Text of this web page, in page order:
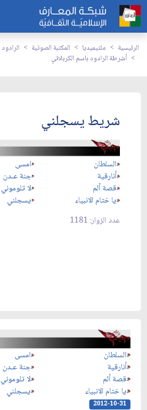
الرئيسية ملتيميديا المكتبة الصوتية
أشرطة الرادود باسم الكربلائي
شريط يسجلني
السلطان
امسى
أنارقية
جنة عـدن
قصة ألم
لا تلوموني
يا ختام الانبياء
يسجلني
عدد الزوار: 1181
السلطان
امسى
أنارقية
جنة عـدن
قصة ألم
لا تلوموني
يا ختام الانبياء
يسجلني
2012-10-31